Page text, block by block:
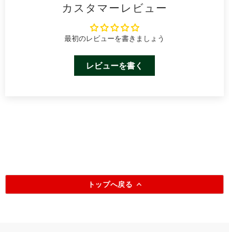
カスタマーレビュー
最初のレビューを書きましょう
レビューを書く
トップへ戻る